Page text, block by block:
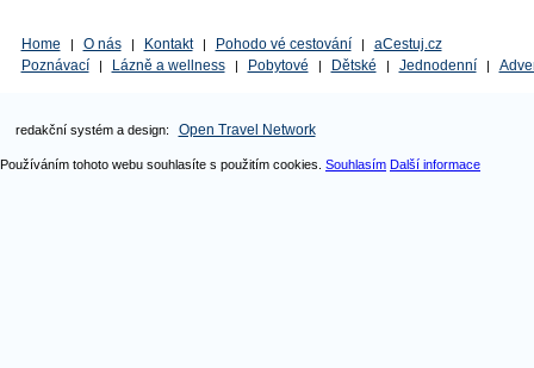
Home | O nás | Kontakt | Pohodo vé cestování |
aCestuj.cz
Poznávací
| Lázně a wellness | Pobytové | Dětské | Jednodenní |
redakční systém a design: Open Travel Network
Používáním tohoto webu souhlasíte s použitím cookies. Souhlasím Další informace